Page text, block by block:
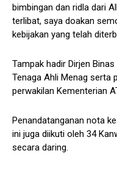
bimbingan dan ridla dari
terlibat, saya doakan
kebijakan yang telah
Tampak hadir Dirjen
Tenaga Ahli Menag serta
perwakilan Kementerian
Penandatanganan nota
ini juga diikuti oleh 34
secara daring.